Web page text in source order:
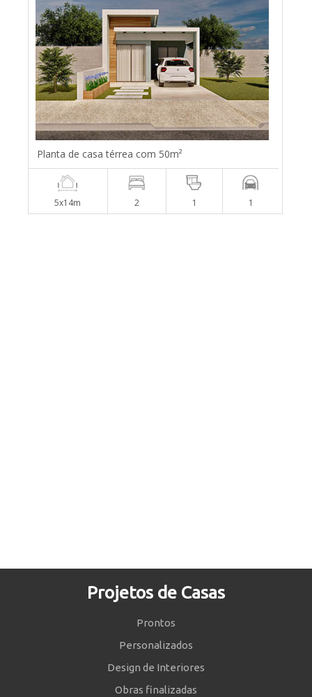
Planta de casa térrea com 50m²
5x14m 2 1 1
Projetos de Casas
Prontos
Personalizados
Design de Interiores
Obras finalizadas